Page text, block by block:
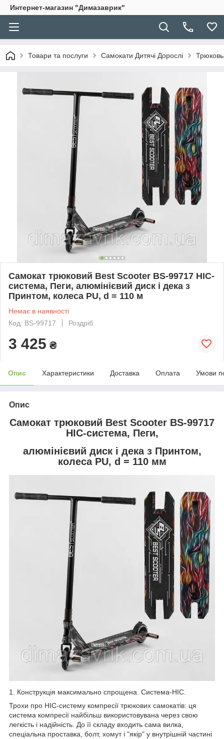
Интернет-магазин "Димазаврик"
Товари та послуги Самокати Дитячі Дорослі
Самокат трюковий Best Scooter BS-99717 HIC-
система, Пеги, алюмінієвий диск і дека з
Принтом, колеса PU, d = 110 м
Немає в наявності
Код: BS-99717
Роздріб
3 425 ₴
Опис Характеристики Доставка Оплата Умови
Опис
Самокат трюковий Best Scooter BS-99717
HIC-система, Пеги,
алюмінієвий диск і дека з Принтом,
колеса PU, d = 110 мм
1. Конструкція максимально спрощена. Система-HIC.
Трохи про HIC-систему компресії трюкових самокатів: ця
система компресії найбільш використовувана через свою
легкість і надійність. До її складу входить сама вилка,
спеціальна проставка, болт, хомут і "якір" у внутрішній частині